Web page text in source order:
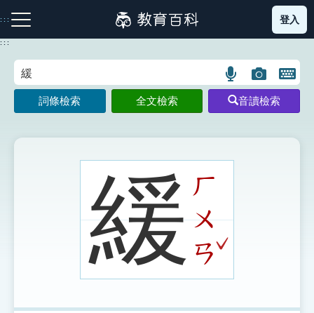
到
主
:::
注音索引圖示 筆畫索引圖示 部首索引表圖示
登入
:::
語
言
搜
示
圖
片
搜
開
鍵
圖
詞條檢索 全文檢索 音讀檢索
緩ㄏ
ㄨ
ㄢ
ˇ